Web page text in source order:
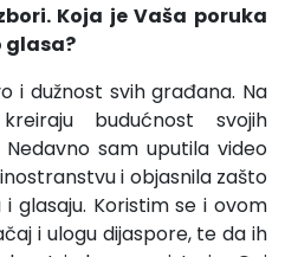
Koja je Vaša poruka
glasa?
i dužnost svih građana. Na
budućnost svojih
sam uputila video
i objasnila zašto
glasaju. Koristim se i ovom
i ulogu dijaspore, te da ih